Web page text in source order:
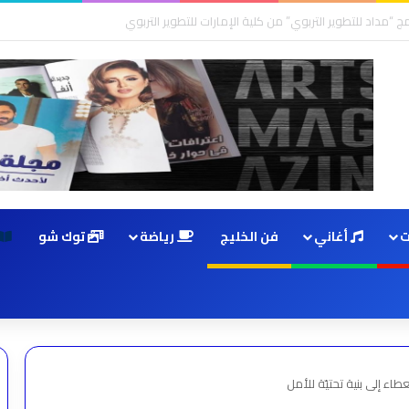
أغاني فن الخليج رياضة توك شو
إلى بنية تحتيّة للأمل